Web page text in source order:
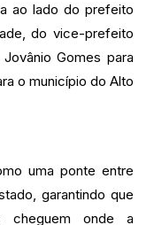
ao lado do prefeito
do vice-prefeito
Gomes para
o município do Alto
uma ponte entre
garantindo que
cheguem onde a